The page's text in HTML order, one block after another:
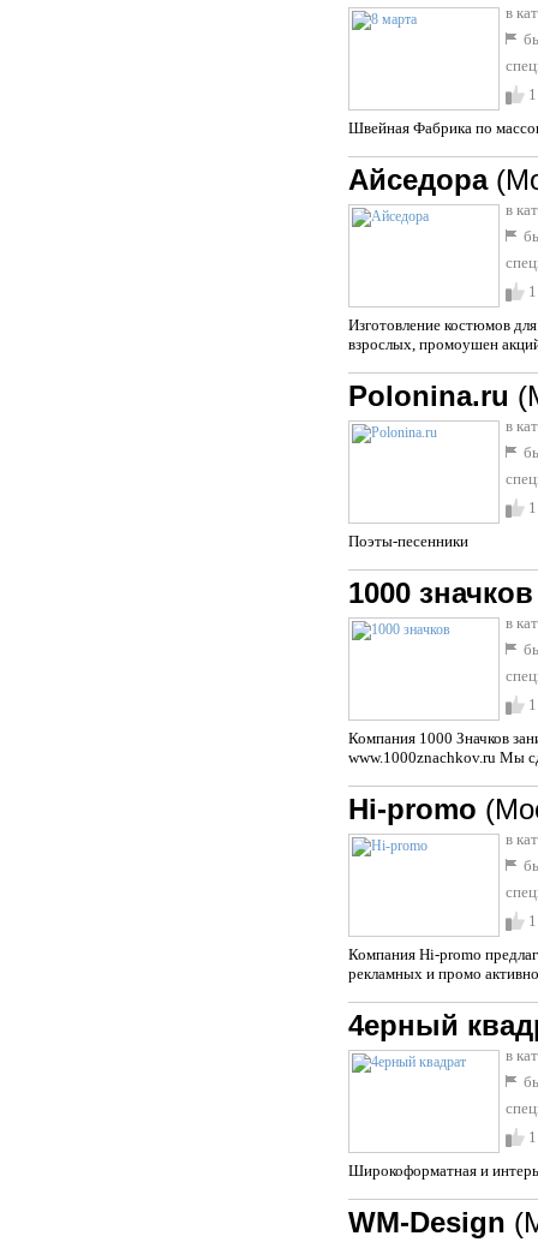
в
1
Швейная Фабрика по
Айседора
в
1
Изготовление костюмов
взрослых, промоушен
Polonina.ru
в
1
Поэты-песенники
1000 значков
в
1
Компания 1000 Значков
www.1000znachkov.ru Мы
Hi-promo
в
1
Компания Hi-promo
рекламных и промо
4ерный
в
1
Широкоформатная и
WM-Design